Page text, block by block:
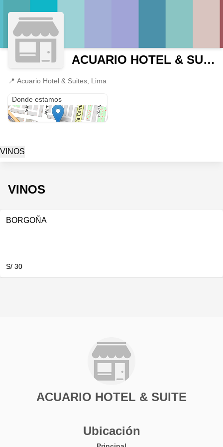
ACUARIO HOTEL & SUITE
📍 Acuario Hotel & Suites, Lima
Donde estamos
VINOS
VINOS
BORGOÑA
S/ 30
ACUARIO HOTEL & SUITE
Ubicación